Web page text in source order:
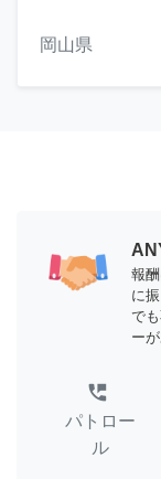
岡山県
報
に
で
ー
perm_phone_msg
パトロー
ル